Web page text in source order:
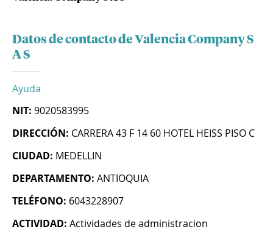
Datos de contacto de Valencia Company S
A S
Ayuda
NIT: 9020583995
DIRECCIÓN: CARRERA 43 F 14 60 HOTEL HEISS PISO C
CIUDAD: MEDELLIN
DEPARTAMENTO: ANTIOQUIA
TELÉFONO: 6043228907
ACTIVIDAD: Actividades de administracion